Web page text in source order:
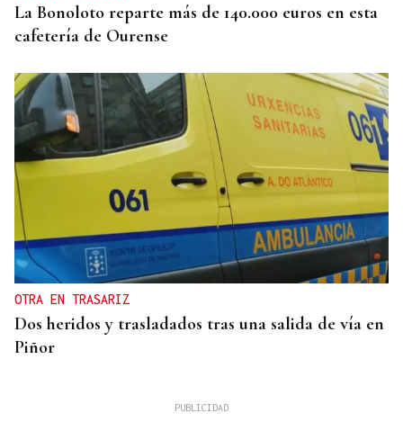
La Bonoloto reparte más de 140.000 euros en esta
cafetería de Ourense
OTRA EN TRASARIZ
Dos heridos y trasladados tras una salida de vía en
Piñor